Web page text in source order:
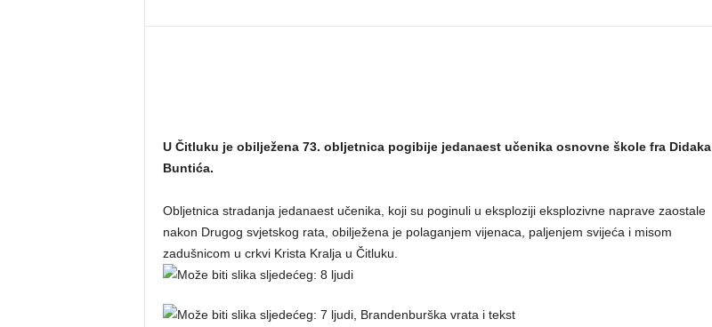
U Čitluku je obilježena 73. obljetnica pogibije jedanaest učenika osnovne škole fra Didaka
Buntića.
Obljetnica stradanja jedanaest učenika, koji su poginuli u eksploziji eksplozivne naprave zaostale
nakon Drugog svjetskog rata, obilježena je polaganjem vijenaca, paljenjem svijeća i misom
zadušnicom u crkvi Krista Kralja u Čitluku.